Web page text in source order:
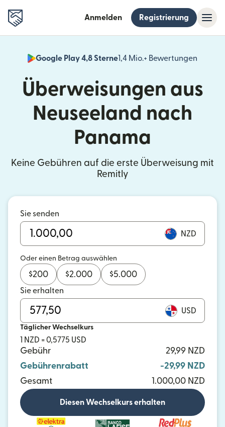
Anmelden Registrierung
Google Play 4,8 Sterne1,4 Mio.+ Bewertungen
Überweisungen aus
Neuseeland nach
Panama
Keine Gebühren auf die erste Überweisung mit
Remitly
Sie senden
NZD
Oder einen Betrag auswählen
$200 $2.000 $5.000
Sie erhalten
USD
Täglicher Wechselkurs
1 NZD = 0,5775 USD
Gebühr
29,99 NZD
Gebührenrabatt
-29,99 NZD
Gesamt
1.000,00 NZD
Diesen Wechselkurs erhalten